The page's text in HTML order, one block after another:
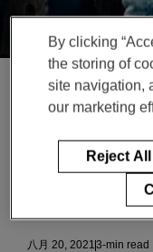
节约能源
可持续发展
八月 20, 20213-min read
By clicking
the storing of
site navigation,
our marketing
Reject All